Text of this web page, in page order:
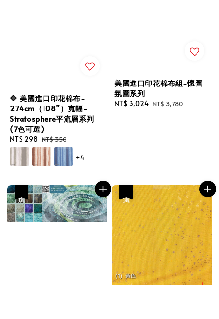
🔷 美國進口印花棉布-
274cm（108”）寬幅-
Stratosphere平流層系列
(7色可選)
Sale
price
NT$ 298 Regular
price
NT$ 350
+4
美國進口印花棉布組-懷舊
氛圍系列
Sale
NT$ 3,024 Regular
NT$ 3,780